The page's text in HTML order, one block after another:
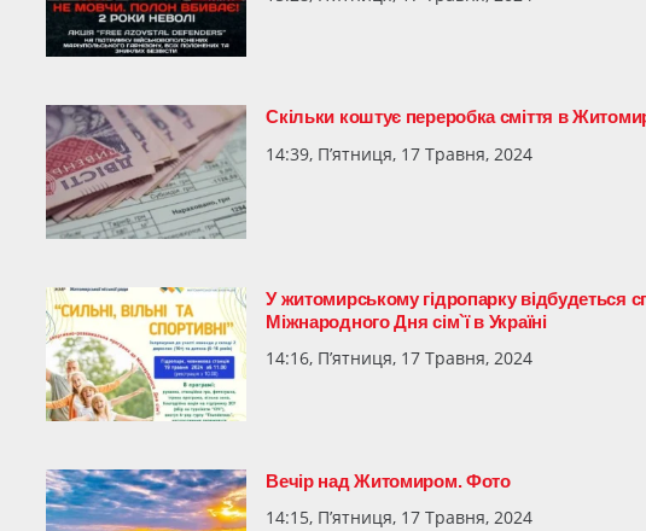
Скільки коштує переробка сміття в
14:39, П’ятниця, 17 Травня, 2024
У житомирському гідропарку відбудеться
Міжнародного Дня сім`ї в Україні
14:16, П’ятниця, 17 Травня, 2024
Вечір над Житомиром. Фото
14:15, П’ятниця, 17 Травня, 2024